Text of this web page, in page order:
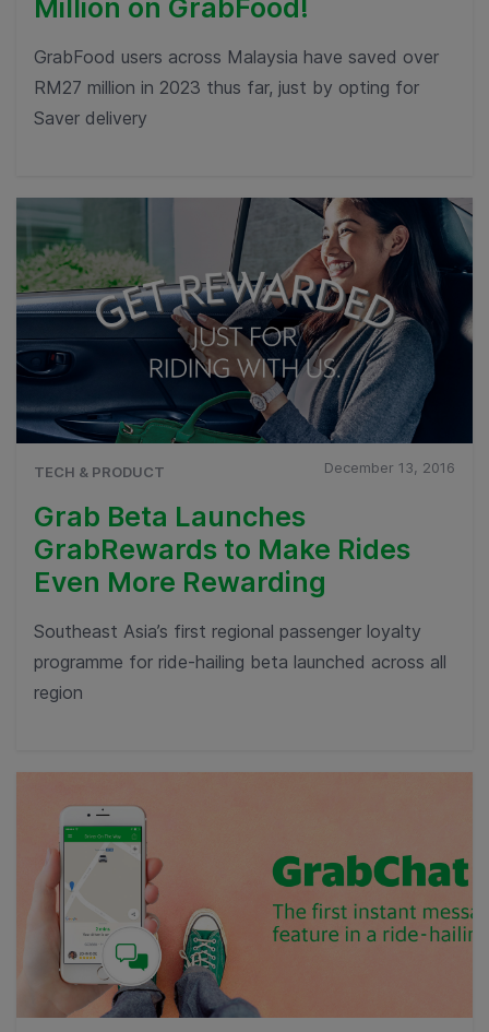
Million on GrabFood!
GrabFood users across Malaysia have saved over
RM27 million in 2023 thus far, just by opting for
Saver delivery
TECH & PRODUCT December 13, 2016
Grab Beta Launches
GrabRewards to Make Rides
Even More Rewarding
Southeast Asia’s first regional passenger loyalty
programme for ride-hailing beta launched across all
region